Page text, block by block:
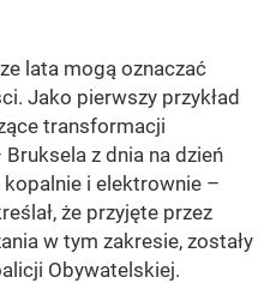
lata mogą oznaczać
Jako pierwszy przykład
transformacji
z dnia na dzień
kopalnie i elektrownie –
że przyjęte przez
w tym zakresie, zostały
Obywatelskiej.